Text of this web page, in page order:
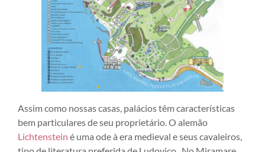
Assim como nossas casas, palácios têm características
bem particulares de seu proprietário. O alemão
Lichtenstein é uma ode à era medieval e seus cavaleiros,